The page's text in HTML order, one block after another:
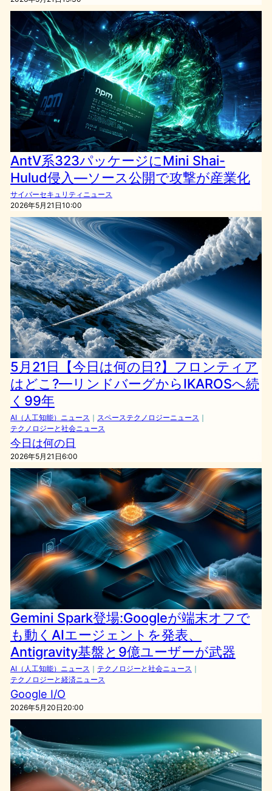
AntV系323パッケージにMini Shai-
Hulud侵入―ソース公開で攻撃が産業化
サイバーセキュリティニュース
2026年5月21日10:00
5月21日【今日は何の日?】フロンティア
はどこ?—リンドバーグからIKAROSへ続
く99年
AI（人工知能）ニュース ｜ スペーステクノロジーニュース ｜
テクノロジーと社会ニュース
今日は何の日
2026年5月21日6:00
Gemini Spark登場:Googleが端末オフで
も動くAIエージェントを発表、
Antigravity基盤と9億ユーザーが武器
AI（人工知能）ニュース ｜ テクノロジーと社会ニュース ｜
テクノロジーと経済ニュース
Google I/O
2026年5月20日20:00